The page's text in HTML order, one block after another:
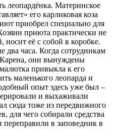
леопардёнка. Материнское
его карликовая коза
приобрел специально для
приюта практически не
носит её с собой в коробке.
два часа. Когда сотрудникам
они вынуждены
малютка привыкла к его
маленького леопарда и
опыт здесь уже был –
и выхаживали
сюда тоже из передвижного
для чего собирали средства
переправили в заповедник в